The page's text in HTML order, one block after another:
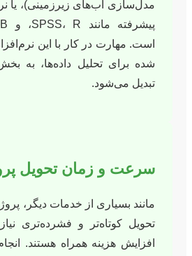
مدل‌سازی آب‌های زیرزمینی)، یا
است. مهارت در کار با این
شده برای تحلیل داده‌ها، به
تبدیل می‌شود.
سرعت و زمان تحویل
مانند بسیاری از خدمات دیگر،
تحویل کوتاه‌تر و فشرده‌تری نیاز
افزایش هزینه همراه هستند.